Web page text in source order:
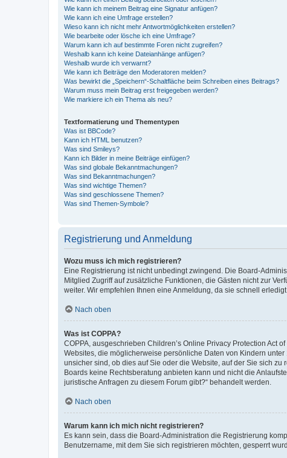
Wie kann ich meinem Beitrag eine Signatur anfügen?
Wie kann ich eine Umfrage erstellen?
Wieso kann ich nicht mehr Antwortmöglichkeiten erstellen?
Wie bearbeite oder lösche ich eine Umfrage?
Warum kann ich auf bestimmte Foren nicht zugreifen?
Weshalb kann ich keine Dateianhänge anfügen?
Weshalb wurde ich verwarnt?
Wie kann ich Beiträge den Moderatoren melden?
Was bewirkt die „Speichern“-Schaltfläche beim Schreiben eines Beitrags?
Warum muss mein Beitrag erst freigegeben werden?
Wie markiere ich ein Thema als neu?
Textformatierung und Thementypen
Was ist BBCode?
Kann ich HTML benutzen?
Was sind Smileys?
Kann ich Bilder in meine Beiträge einfügen?
Was sind globale Bekanntmachungen?
Was sind Bekanntmachungen?
Was sind wichtige Themen?
Was sind geschlossene Themen?
Was sind Themen-Symbole?
Registrierung und Anmeldung
Wozu muss ich mich registrieren?
Eine Registrierung ist nicht unbedingt zwingend. Die Board-
Mitglied Zugriff auf zusätzliche Funktionen, die Gästen nicht zur
weiter. Wir empfehlen Ihnen eine Anmeldung, da sie schnell
Nach oben
Was ist COPPA?
COPPA, ausgeschrieben Children’s Online Privacy Protection Act
Websites, die möglicherweise persönliche Daten von Kindern
unsicher sind, ob dies auf Sie oder die Website, auf der Sie sich
Boards keine Rechtsberatung anbieten kann und nicht die
juristische Anfragen zu diesem Forum gibt?“ behandelt werden.
Nach oben
Warum kann ich mich nicht registrieren?
Es kann sein, dass die Board-Administration die Registrierung
Benutzername, mit dem Sie sich registrieren möchten, gesperrt